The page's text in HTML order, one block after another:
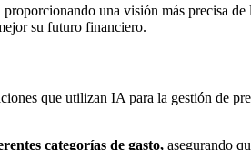
una visión más precisa
su futuro financiero.
que utilizan IA para la gestión de
categorías de gasto, asegurando